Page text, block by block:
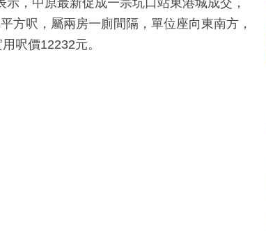
，中原最新促成一宗坑口站東港城成交，
方呎，屬兩房一廁間隔，單位座向東南方，
呎價12232元。